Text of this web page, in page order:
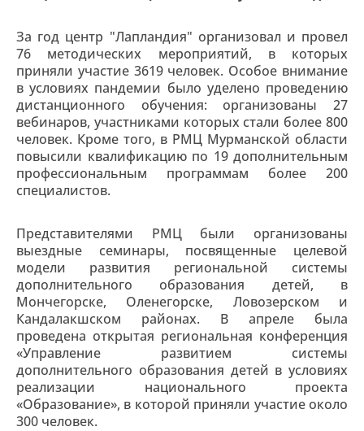
За год центр "Лапландия" организовал и провел
76 методических мероприятий, в которых
приняли участие 3619 человек. Особое внимание
в условиях пандемии было уделено проведению
дистанционного обучения: организованы 27
вебинаров, участниками которых стали более 800
человек. Кроме того, в РМЦ Мурманской области
повысили квалификацию по 19 дополнительным
профессиональным программам более 200
специалистов.
Представителями РМЦ были организованы
выездные семинары, посвященные целевой
модели развития региональной системы
дополнительного образования детей, в
Мончегорске, Оленегорске, Ловозерском и
Кандалакшском районах. В апреле была
проведена открытая региональная конференция
«Управление развитием системы
дополнительного образования детей в условиях
реализации национального проекта
«Образование», в которой приняли участие около
300 человек.